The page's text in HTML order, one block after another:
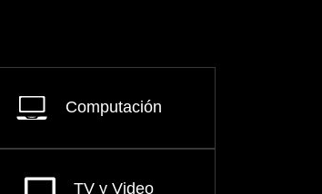
Computación
TV y Video